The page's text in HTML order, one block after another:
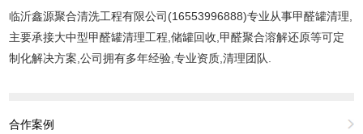
临沂鑫源聚合清洗工程有限公司(16553996888)专业从事甲醛罐清理,
主要承接大中型甲醛罐清理工程,储罐回收,甲醛聚合溶解还原等可定
制化解决方案,公司拥有多年经验,专业资质,清理团队.
合作案例